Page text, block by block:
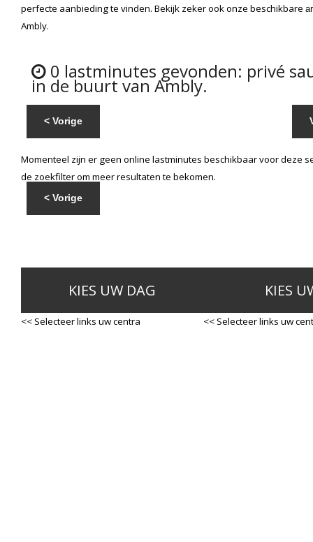
perfecte aanbieding te vinden. Bekijk zeker ook onze beschikbare
Ambly.
0 lastminutes gevonden: privé
in de buurt van Ambly.
< Vorige
Momenteel zijn er geen online lastminutes beschikbaar voor deze
de zoekfilter om meer resultaten te bekomen.
< Vorige
KIES UW DAG
<< Selecteer links uw centra
KIES
<< Selecteer links uw